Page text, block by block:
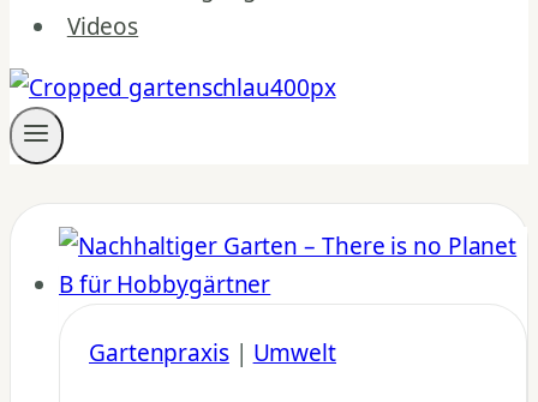
Videos
Gartenpraxis| Umwelt